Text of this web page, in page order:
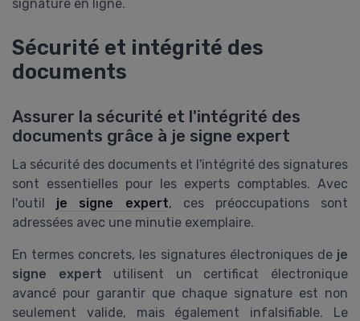
signature en ligne.
Sécurité et intégrité des
documents
Assurer la sécurité et l'intégrité des
documents grâce à je signe expert
La sécurité des documents et l'intégrité des signatures
sont essentielles pour les experts comptables. Avec
l'outil je signe expert, ces préoccupations sont
adressées avec une minutie exemplaire.
En termes concrets, les signatures électroniques de je
signe expert utilisent un certificat électronique
avancé pour garantir que chaque signature est non
seulement valide, mais également infalsifiable. Le